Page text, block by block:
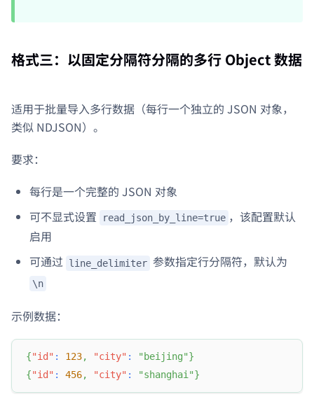
格式三：以固定分隔符分隔的多行 Object 数据
适用于批量导入多行数据（每行一个独立的 JSON 对象，
类似 NDJSON）。
要求：
每行是一个完整的 JSON 对象
可不显式设置
read_json_by_line=true ，该配置默认
启用
可通过 line_delimiter 参数指定行分隔符，默认为
\n
示例数据：
{"id" : 123, "city" : "beijing"}
{"id" : 456, "city" : "shanghai"}